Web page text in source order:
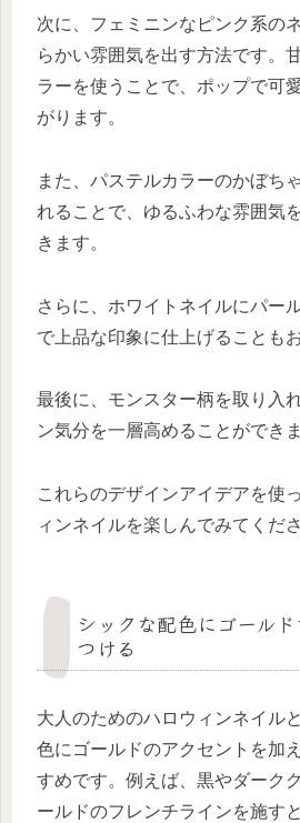
次に、フェミニンなピンク系の
らかい雰囲気を出す方法です。
ラーを使うことで、ポップで可
がります。
また、パステルカラーのかぼち
れることで、ゆるふわな雰囲気
きます。
さらに、ホワイトネイルにパー
で上品な印象に仕上げることも
最後に、モンスター柄を取り入
ン気分を一層高めることができま
これらのデザインアイデアを使
ィンネイルを楽しんでみてくださ
シックな配色にゴール
つける
大人のためのハロウィンネイル
色にゴールドのアクセントを加
すめです。例えば、黒やダーク
ールドのフレンチラインを施す